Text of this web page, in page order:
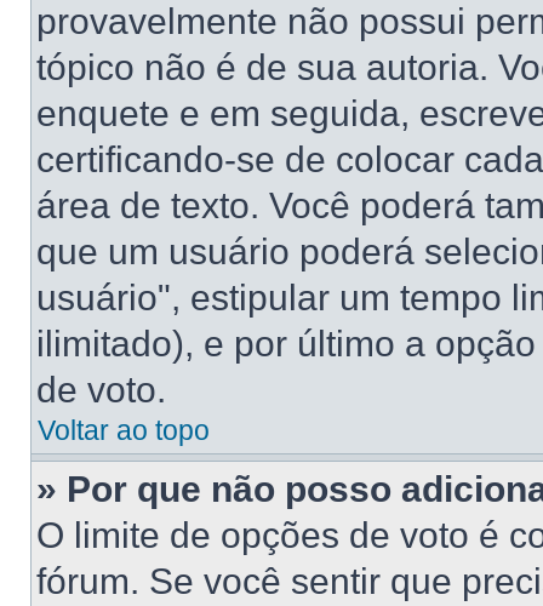
provavelmente não possui
tópico não é de sua autoria.
enquete e em seguida,
certificando-se de colocar
área de texto. Você poderá
que um usuário poderá
usuário", estipular um tempo
ilimitado), e por último a
de voto.
Voltar ao topo
» Por que não posso
O limite de opções de voto é
fórum. Se você sentir que